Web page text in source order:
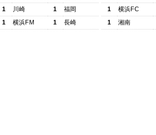
1
川崎 1
福岡
1
横浜FM 1 長崎
1
横浜FC
1
湘南